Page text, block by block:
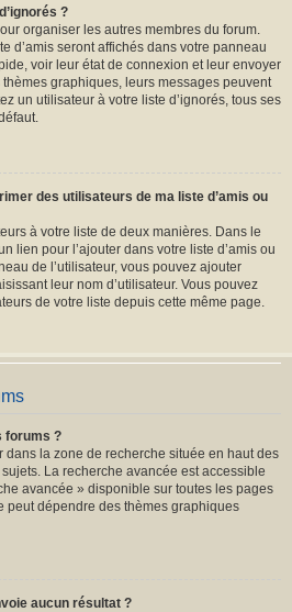
?
organiser les autres membres du forum.
d’amis seront affichés dans votre panneau
voir leur état de connexion et leur envoyer
graphiques, leurs messages peuvent
un utilisateur à votre liste d’ignorés, tous ses
des utilisateurs de ma liste d’amis ou
à votre liste de deux manières. Dans le
lien pour l’ajouter dans votre liste d’amis ou
de l’utilisateur, vous pouvez ajouter
leur nom d’utilisateur. Vous pouvez
de votre liste depuis cette même page.
forums ?
dans la zone de recherche située en haut des
La recherche avancée est accessible
avancée » disponible sur toutes les pages
peut dépendre des thèmes graphiques
aucun résultat ?